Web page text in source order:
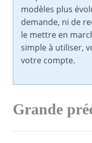
modèles plus
demande, ni de
le mettre en
simple à utiliser,
votre compte.
Grande